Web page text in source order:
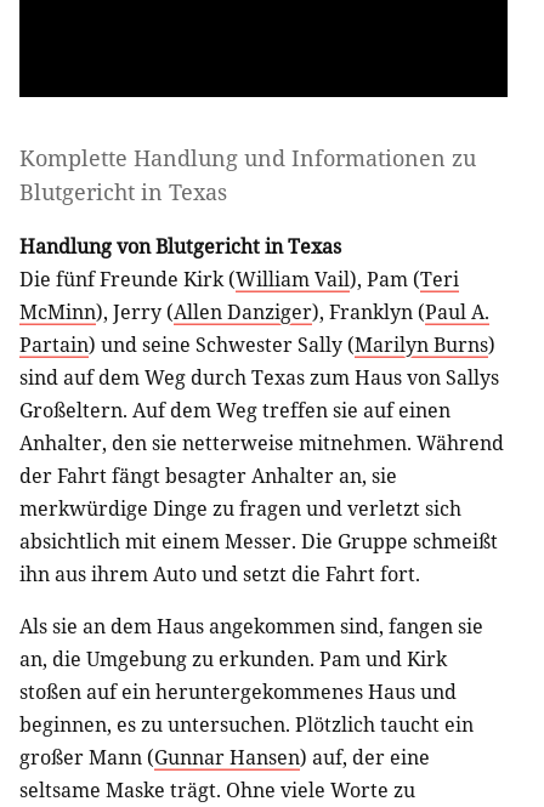
Komplette Handlung und Informationen zu
Blutgericht in Texas
Handlung von Blutgericht in Texas
Die fünf Freunde Kirk (William Vail), Pam (Teri
McMinn), Jerry (Allen Danziger), Franklyn (Paul A.
Partain) und seine Schwester Sally (Marilyn Burns)
sind auf dem Weg durch Texas zum Haus von Sallys
Großeltern. Auf dem Weg treffen sie auf einen
Anhalter, den sie netterweise mitnehmen. Während
der Fahrt fängt besagter Anhalter an, sie
merkwürdige Dinge zu fragen und verletzt sich
absichtlich mit einem Messer. Die Gruppe schmeißt
ihn aus ihrem Auto und setzt die Fahrt fort.
Als sie an dem Haus angekommen sind, fangen sie
an, die Umgebung zu erkunden. Pam und Kirk
stoßen auf ein heruntergekommenes Haus und
beginnen, es zu untersuchen. Plötzlich taucht ein
großer Mann (Gunnar Hansen) auf, der eine
seltsame Maske trägt. Ohne viele Worte zu